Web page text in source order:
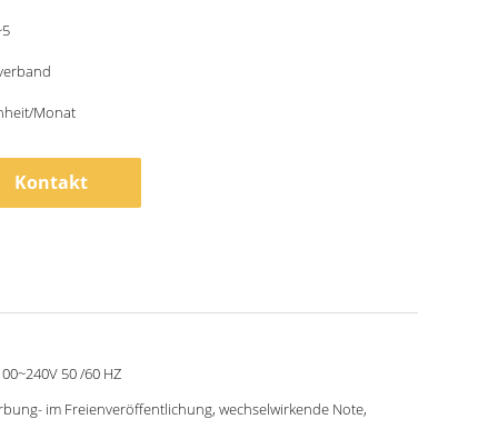
Monat
Kontakt
50 /60 HZ
im Freienveröffentlichung, wechselwirkende Note,